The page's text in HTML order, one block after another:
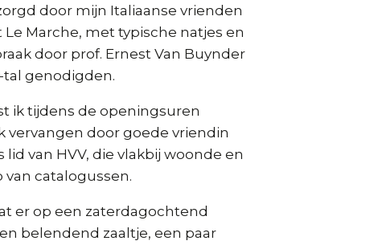
door mijn Italiaanse vrienden
Marche, met typische natjes en
door prof. Ernest Van Buynder
tal genodigden.
ik tijdens de openingsuren
vervangen door goede vriendin
lid van HVV, die vlakbij woonde en
van catalogussen.
er op een zaterdagochtend
belendend zaaltje, een paar